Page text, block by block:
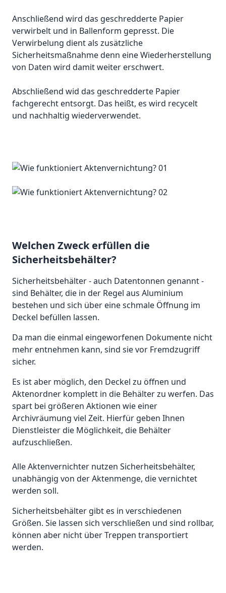
Anschließend wird das geschredderte Papier
verwirbelt und in Ballenform gepresst. Die
Verwirbelung dient als zusätzliche
Sicherheitsmaßnahme denn eine Wiederherstellung
von Daten wird damit weiter erschwert.
Abschließend wid das geschredderte Papier
fachgerecht entsorgt. Das heißt, es wird recycelt
und nachhaltig wiederverwendet.
Welchen Zweck erfüllen die
Sicherheitsbehälter?
Sicherheitsbehälter - auch Datentonnen genannt -
sind Behälter, die in der Regel aus Aluminium
bestehen und sich über eine schmale Öffnung im
Deckel befüllen lassen.
Da man die einmal eingeworfenen Dokumente nicht
mehr entnehmen kann, sind sie vor Fremdzugriff
sicher.
Es ist aber möglich, den Deckel zu öffnen und
Aktenordner komplett in die Behälter zu werfen. Das
spart bei größeren Aktionen wie einer
Archivräumung viel Zeit. Hierfür geben Ihnen
Dienstleister die Möglichkeit, die Behälter
aufzuschließen.
Alle Aktenvernichter nutzen Sicherheitsbehälter,
unabhängig von der Aktenmenge, die vernichtet
werden soll.
Sicherheitsbehälter gibt es in verschiedenen
Größen. Sie lassen sich verschließen und sind rollbar,
können aber nicht über Treppen transportiert
werden.